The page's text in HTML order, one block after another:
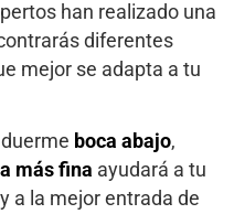
han realizado una
diferentes
mejor se adapta a tu
boca abajo,
más fina ayudará a tu
a la mejor entrada de